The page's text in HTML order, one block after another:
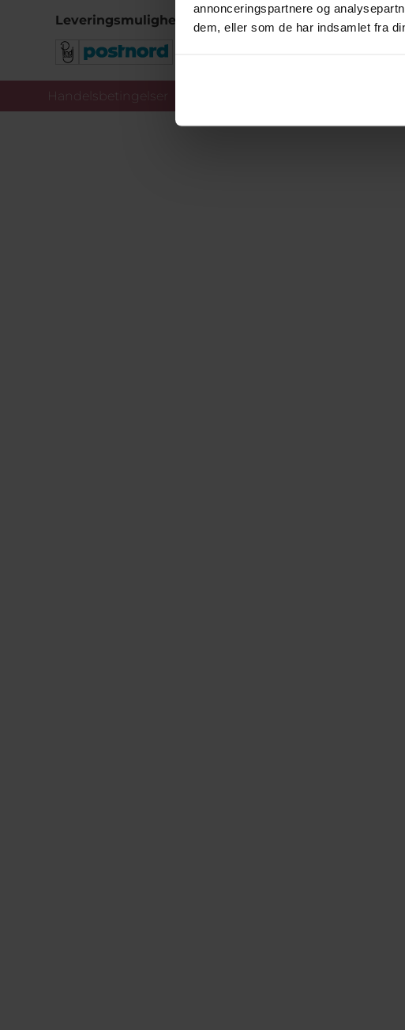
annonceringspartnere og
dem, eller som de har indsamlet fra
Leveringsmuligheder
Handelsbetingelser